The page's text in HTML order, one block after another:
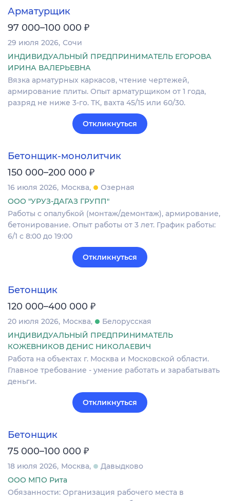
Арматурщик
97 000–100 000 ₽
29 июля 2026 Сочи
ИНДИВИДУАЛЬНЫЙ ПРЕДПРИНИМАТЕЛЬ ЕГОРОВА
ИРИНА ВАЛЕРЬЕВНА
Вязка арматурных каркасов, чтение чертежей,
армирование плиты. Опыт арматурщиком от 1 года,
разряд не ниже 3-го. ТК, вахта 45/15 или 60/30.
Откликнуться
Бетонщик-монолитчик
150 000–200 000 ₽
16 июля 2026 Москва
Озерная
ООО "УРУЗ-ДАГАЗ ГРУПП"
Работы c опалубкой (монтаж/демонтаж), армирование,
бетонирование. Опыт работы от 3 лет. График работы:
6/1 с 8:00 до 19:00
Откликнуться
Бетонщик
120 000–400 000 ₽
20 июля 2026 Москва
Белорусская
ИНДИВИДУАЛЬНЫЙ ПРЕДПРИНИМАТЕЛЬ
КОЖЕВНИКОВ ДЕНИС НИКОЛАЕВИЧ
Работа на объектах г. Москва и Московской области.
Главное требование - умение работать и зарабатывать
деньги.
Откликнуться
Бетонщик
75 000–100 000 ₽
18 июля 2026 Москва
Давыдково
ООО МПО Рита
Обязанности: Организация рабочего места в